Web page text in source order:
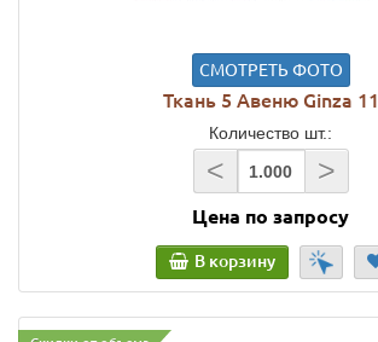
СМОТРЕТЬ ФОТО
Ткань 5 Авеню Ginza 11
Количество шт.:
< >
Цена по запросу
В корзину